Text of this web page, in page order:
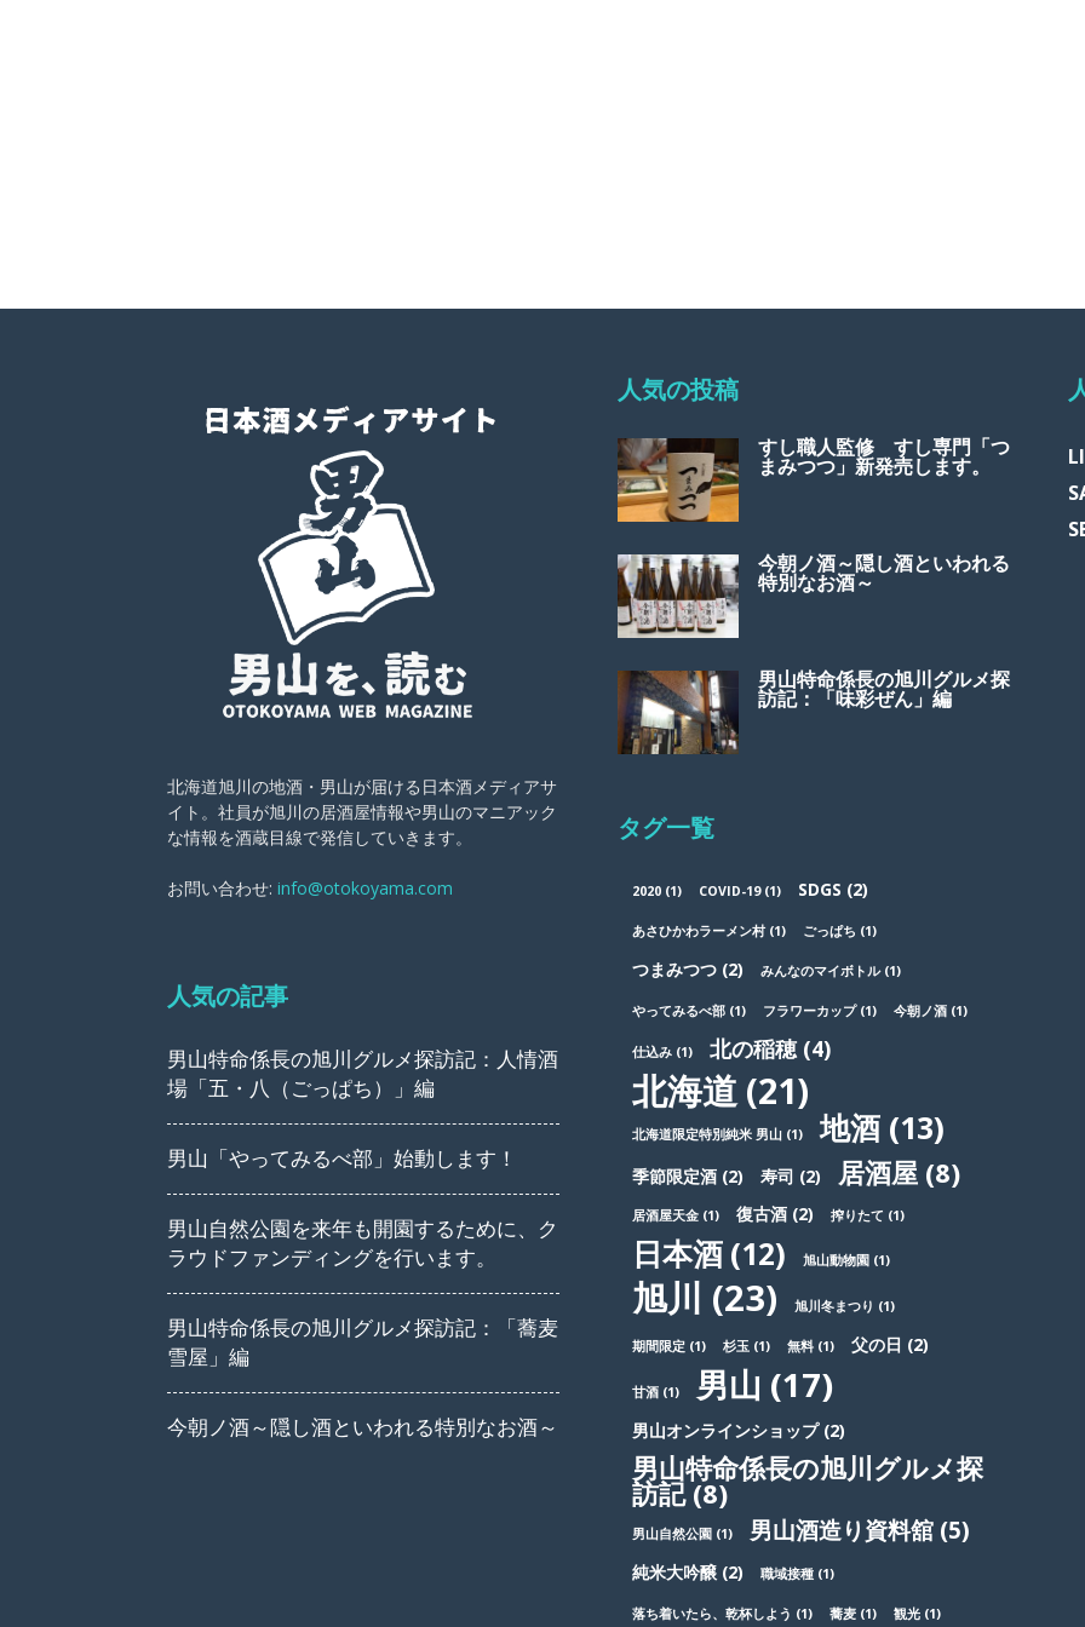
北海道旭川の地酒・男山が届ける日本酒メディアサ
イト。社員が旭川の居酒屋情報や男山のマニアック
な情報を酒蔵目線で発信していきます。
お問い合わせ: info@otokoyama.com
人気の記事
男山特命係長の旭川グルメ探訪記：人情酒
場「五・八（ごっぱち）」編
男山「やってみるべ部」始動します！
男山自然公園を来年も開園するために、ク
ラウドファンディングを行います。
男山特命係長の旭川グルメ探訪記：「蕎麦
雪屋」編
今朝ノ酒～隠し酒といわれる特別なお酒～
人気の投稿
すし職人監修 すし専門「つ
まみつつ」新発売します。
今朝ノ酒～隠し酒といわれる
特別なお酒～
男山特命係長の旭川グルメ探
訪記：「味彩ぜん」編
タグ一覧
2020 (1) COVID-19(1) SDGS (2)
あさひかわラーメン村(1) ごっぱち (1)
つまみつつ (2) みんなのマイボトル(1)
やってみるべ部 (1) フラワーカップ(1) 今朝ノ酒 (1)
仕込み (1) 北の稲穂(4)
北海道(21)
北海道限定特別純米 男山 (1) 地酒 (13)
季節限定酒 (2) 寿司 (2) 居酒屋 (8)
居酒屋天金 (1) 復古酒 (2) 搾りたて (1)
日本酒 (12) 旭山動物園 (1)
旭川 (23) 旭川冬まつり (1)
期間限定 (1) 杉玉 (1) 無料 (1) 父の日 (2)
甘酒 (1) 男山 (17)
男山オンラインショップ(2)
男山特命係長の旭川グルメ探
訪記(8)
男山自然公園 (1) 男山酒造り資料舘 (5)
純米大吟醸 (2) 職域接種 (1)
落ち着いたら、乾杯しよう (1) 蕎麦 (1) 観光 (1)